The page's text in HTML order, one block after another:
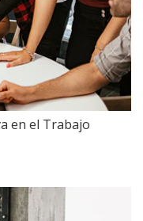
en el Trabajo